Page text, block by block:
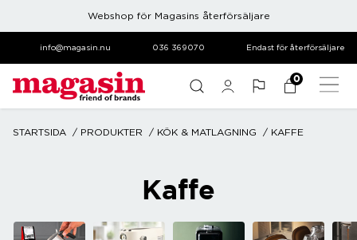
Webshop för Magasins återförsäljare
info@magasin.nu 036 369070 Endast för återförsäljare
0
STARTSIDA PRODUKTER KÖK & MATLAGNING KAFFE
Kaffe